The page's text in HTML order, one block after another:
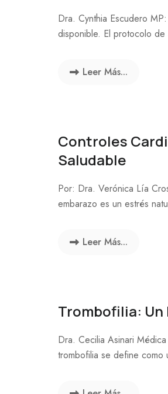
Dra. Cynthia Escudero
disponible. El protocolo
Leer Más...
Controles
Saludable
Por: Dra. Verónica Lía
embarazo es un estrés
Leer Más...
Trombofilia: Un
Dra. Cecilia Asinari
trombofilia se define como